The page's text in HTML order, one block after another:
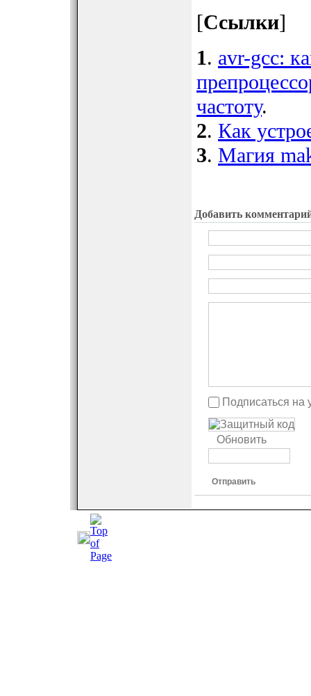
[Ссылки]
1. avr-gcc:
частоту.
2. Как
3. Магия
Добавить
Подписаться
Обновить
Отправить